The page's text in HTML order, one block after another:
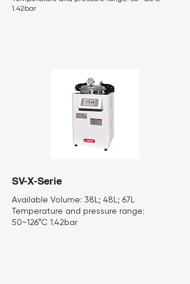
1.42bar
SV-X-Serie
Available Volume: 38L; 48L; 67L
Temperature and pressure range:
50~126°C 1.42bar